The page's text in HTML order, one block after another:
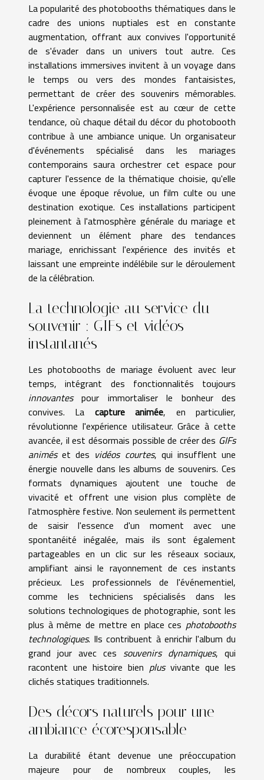
La popularité des photobooths thématiques dans le
cadre des unions nuptiales est en constante
augmentation, offrant aux convives l'opportunité
de s'évader dans un univers tout autre. Ces
installations immersives invitent à un voyage dans
le temps ou vers des mondes fantaisistes,
permettant de créer des souvenirs mémorables.
L'expérience personnalisée est au cœur de cette
tendance, où chaque détail du décor du photobooth
contribue à une ambiance unique. Un organisateur
d'événements spécialisé dans les mariages
contemporains saura orchestrer cet espace pour
capturer l'essence de la thématique choisie, qu'elle
évoque une époque révolue, un film culte ou une
destination exotique. Ces installations participent
pleinement à l'atmosphère générale du mariage et
deviennent un élément phare des tendances
mariage, enrichissant l'expérience des invités et
laissant une empreinte indélébile sur le déroulement
de la célébration.
La technologie au service du
souvenir : GIFs et vidéos
instantanés
Les photobooths de mariage évoluent avec leur
temps, intégrant des fonctionnalités toujours
innovantespour immortaliser le bonheur des
convives. La capture animée, en particulier,
révolutionne l'expérience utilisateur. Grâce à cette
avancée, il est désormais possible de créer des GIFs
animéset des vidéos courtes, qui insufflent une
énergie nouvelle dans les albums de souvenirs. Ces
formats dynamiques ajoutent une touche de
vivacité et offrent une vision plus complète de
l'atmosphère festive. Non seulement ils permettent
de saisir l'essence d'un moment avec une
spontanéité inégalée, mais ils sont également
partageables en un clic sur les réseaux sociaux,
amplifiant ainsi le rayonnement de ces instants
précieux. Les professionnels de l'événementiel,
comme les techniciens spécialisés dans les
solutions technologiques de photographie, sont les
plus à même de mettre en place ces photobooths
technologiques. Ils contribuent à enrichir l'album du
grand jour avec ces souvenirs dynamiques, qui
racontent une histoire bien plusvivante que les
clichés statiques traditionnels.
Des décors naturels pour une
ambiance écoresponsable
La durabilité étant devenue une préoccupation
majeure pour de nombreux couples, les